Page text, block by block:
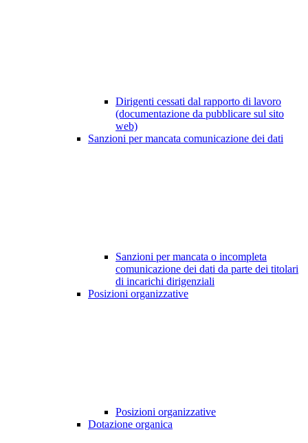
Dirigenti cessati dal rapporto di lavoro
(documentazione da pubblicare sul sito
web)
Sanzioni per mancata comunicazione dei dati
Sanzioni per mancata o incompleta
comunicazione dei dati da parte dei titolari
di incarichi dirigenziali
Posizioni organizzative
Posizioni organizzative
Dotazione organica